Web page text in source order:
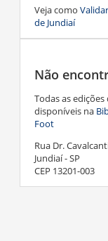
Veja como
de Jundiaí
Não
Todas as
disponíveis na
Foot
Rua Dr.
Jundiaí - SP
CEP 13201-003